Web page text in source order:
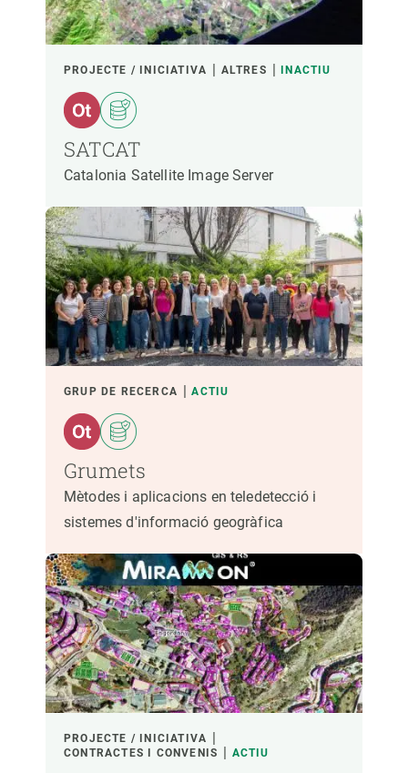
ANY D'INICI
LIDERATGE CREAF LIDERATGE EXTERN
- QUALSEVOL - ACTIU INACTIU
PROJECTE / INICIATIVA ALTRES INACTIU
SATCAT
Catalonia Satellite Image Server
GRUP DE RECERCA ACTIU
Grumets
Mètodes i aplicacions en teledetecció i
sistemes d'informació geogràfica
PROJECTE / INICIATIVA
CONTRACTES I CONVENIS
ACTIU